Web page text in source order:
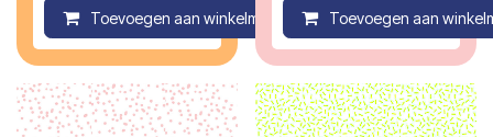
Toevoegen aan winkelmandje Compare
Toevoegen aan